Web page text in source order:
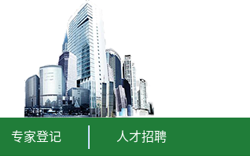
专家登记 人才招聘